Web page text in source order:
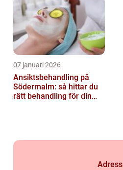
07 januari 2026
Ansiktsbehandling på
Södermalm: så hittar du
rätt behandling för din
Adress